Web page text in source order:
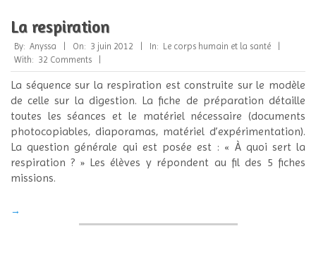
La respiration
2012-
06-
03
By: Anyssa On: 3 juin 2012 In: Le corps humain et la santé
With: 32 Comments
La séquence sur la respiration est construite sur le modèle
de celle sur la digestion. La fiche de préparation détaille
toutes les séances et le matériel nécessaire (documents
photocopiables, diaporamas, matériel d’expérimentation).
La question générale qui est posée est : « À quoi sert la
respiration ? » Les élèves y répondent au fil des 5 fiches
missions.
→